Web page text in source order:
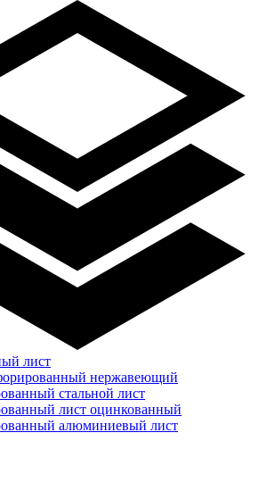
лист
нержавеющий
стальной лист
лист оцинкованный
алюминиевый лист